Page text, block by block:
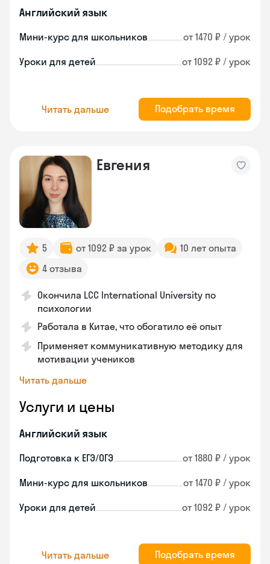
Английский язык
Мини-курс для школьников от 1470 ₽ / урок
Уроки для детей от 1092 ₽ / урок
Читать дальше Подобрать время
Евгения
5 от 1092 ₽ за урок
10 лет опыта
4 отзыва
Окончила LCC International University по
психологии
Работала в Китае, что обогатило её опыт
Применяет коммуникативную методику для
мотивации учеников
Читать дальше
Услуги и цены
Английский язык
Подготовка к ЕГЭ/ОГЭ от 1880 ₽ / урок
Мини-курс для школьников от 1470 ₽ / урок
Уроки для детей от 1092 ₽ / урок
Читать дальше Подобрать время